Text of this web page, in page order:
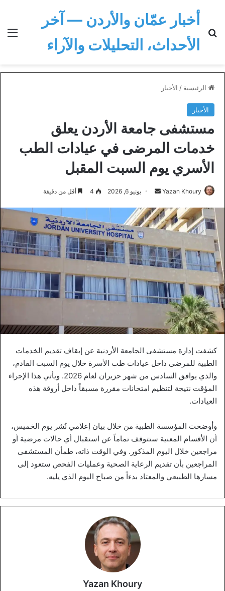
أخبار عمّان والأردن — آخر
الأحداث، التحليلات والآراء
الرئيسية / الأخبار
الأخبار
مستشفى جامعة الأردن يعلق
خدمات المرضى في عيادات الطب
الأسري يوم السبت المقبل
Yazan Khoury
أرسل
إلكترونيا
يونيو 6, 2026 4 أقل من دقيقة
كشفت إدارة مستشفى الجامعة الأردنية عن إيقاف تقديم الخدمات
الطبية للمرضى داخل عيادات طب الأسرة خلال يوم السبت القادم،
والذي يوافق السادس من شهر حزيران لعام 2026. ويأتي هذا الإجراء
المؤقت نتيجة لتنظيم امتحانات مقررة مسبقاً داخل أروقة هذه
العيادات.
وأوضحت المؤسسة الطبية من خلال بيان إعلامي نُشر يوم الخميس،
أن الأقسام المعنية ستتوقف تماماً عن استقبال أي حالات مرضية أو
مراجعين خلال اليوم المذكور. وفي الوقت ذاته، طمأن المستشفى
المراجعين بأن تقديم الرعاية الصحية وعمليات الفحص ستعود إلى
مسارها الطبيعي والمعتاد بدءاً من صباح اليوم الذي يليه.
Yazan Khoury